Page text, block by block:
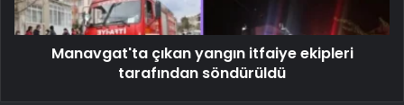
Manavgat'ta çıkan yangın itfaiye ekipleri
tarafından söndürüldü